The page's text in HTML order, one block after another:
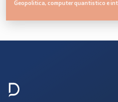
Geopolitica, computer quantistico e